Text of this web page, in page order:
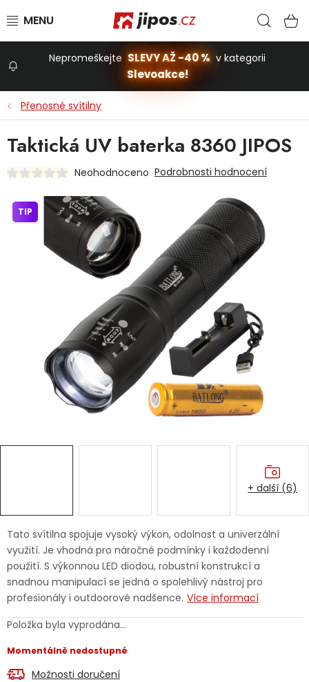
Stavba a dům
Domácnost
Dětská hřiště
Autodoplňky
Vánoce
Ochranné pomůcky
Výprodej
Značky
Velkoobchodní spolupráce (B2B)
Nepromeškejte SLEVY AŽ -40 % v kategorii
Slevoakce!
Přenosné svítilny
Tato svítilna spojuje vysoký výkon, odolnost a univerzální
využití. Je vhodná pro náročné podmínky i každodenní
použití. S výkonnou LED diodou, robustní konstrukcí a
snadnou manipulací se jedná o spolehlivý nástroj pro
profesionály i outdoorové nadšence. Více informací
Položka byla vyprodána…
Momentálně nedostupné
Možnosti doručení
Taktická UV baterka 8360 JIPOS
Neohodnoceno Podrobnosti hodnocení
TIP
+ další (6)